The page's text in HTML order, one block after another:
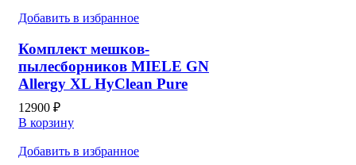
Добавить в избранное
Комплект мешков-
пылесборников MIELE GN
Allergy XL HyClean Pure
12900 ₽
В корзину
Добавить в избранное